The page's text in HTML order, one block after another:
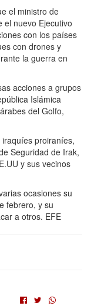
el ministro de
el nuevo Ejecutivo
con los países
con drones y
la guerra en
acciones a grupos
Islámica
del Golfo,
proiraníes,
Seguridad de Irak,
y sus vecinos
ocasiones su
febrero, y su
a otros. EFE